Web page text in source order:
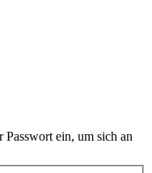
ein, um sich an